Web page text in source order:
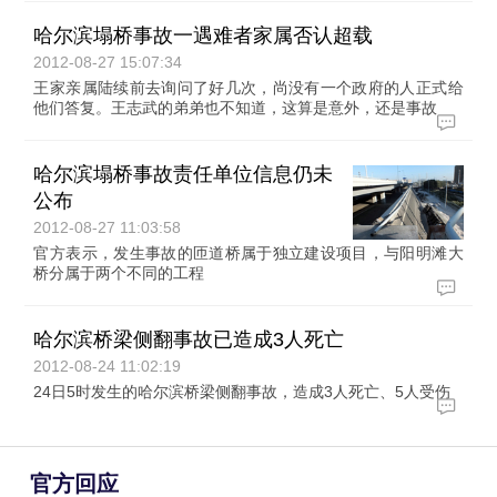
哈尔滨塌桥事故一遇难者家属否认超载
2012-08-27 15:07:34
王家亲属陆续前去询问了好几次，尚没有一个政府的人正式给
他们答复。王志武的弟弟也不知道，这算是意外，还是事故
哈尔滨塌桥事故责任单位信息仍未
公布
2012-08-27 11:03:58
官方表示，发生事故的匝道桥属于独立建设项目，与阳明滩大
桥分属于两个不同的工程
哈尔滨桥梁侧翻事故已造成3人死亡
2012-08-24 11:02:19
24日5时发生的哈尔滨桥梁侧翻事故，造成3人死亡、5人受伤
官方回应